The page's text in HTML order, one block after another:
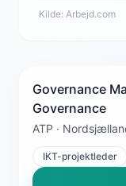
Kilde: Arbejd.com
Governance
Governance
ATP ·
IKT-projektleder